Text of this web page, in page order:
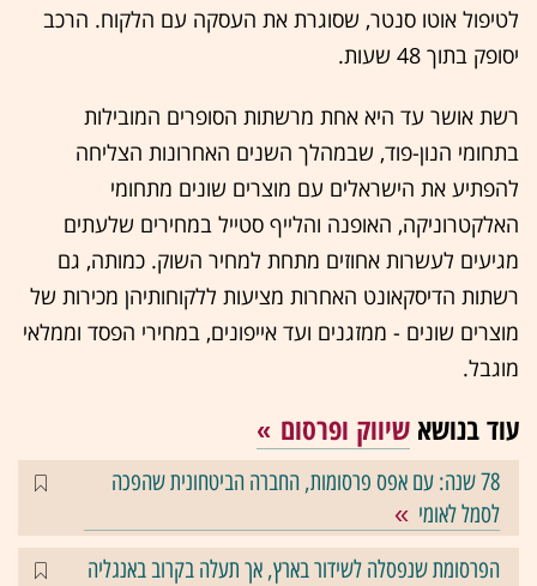
לטיפול אוטו סנטר, שסוגרת את העסקה עם הלקוח. הרכב
יסופק בתוך 48 שעות.
רשת אושר עד היא אחת מרשתות הסופרים המובילות
בתחומי הנון-פוד, שבמהלך השנים האחרונות הצליחה
להפתיע את הישראלים עם מוצרים שונים מתחומי
האלקטרוניקה, האופנה והלייף סטייל במחירים שלעתים
מגיעים לעשרות אחוזים מתחת למחיר השוק. כמותה, גם
רשתות הדיסקאונט האחרות מציעות ללקוחותיהן מכירות של
מוצרים שונים - ממזגנים ועד אייפונים, במחירי הפסד וממלאי
מוגבל.
עוד בנושא שיווק ופרסום
78 שנה: עם אפס פרסומות, החברה הביטחונית שהפכה
לסמל לאומי
הפרסומת שנפסלה לשידור בארץ, אך תעלה בקרוב באנגליה